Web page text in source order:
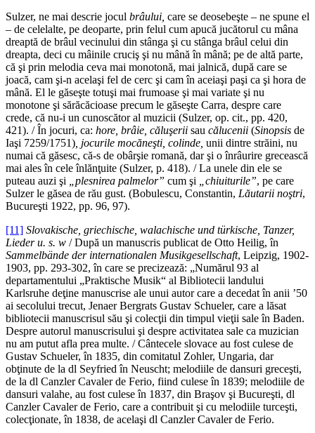
Sulzer, ne mai descrie jocul brâului, care se deosebeşte – ne spune el
– de cele­lalte, pe deoparte, prin felul cum apucă jucă­torul cu mâna
dreaptă de brâul vecinului din stânga şi cu stânga brâul celui din
dreapta, deci cu mâinile cruciş şi nu mână în mână; pe de altă parte,
că şi prin melodia ceva mai monotonă, mai jalnică, după care se
joacă, cam şi-n acelaşi fel de cerc şi cam în aceiaşi paşi ca şi hora de
mână. El le gă­seşte totuşi mai frumoase şi mai variate şi nu
monotone şi sărăcăcioase precum le gă­seşte Carra, despre care
crede, că nu-i un cunoscător al muzicii (Sulzer, op. cit., pp. 420,
421). / În jocuri, ca: hore, brâie, căluşerii sau călucenii (Sinopsis de
Iaşi 7259/1751) , jocurile mocăneşti, colinde, unii dintre străini, nu
numai că găsesc, că-s de obârşie romană, dar şi o înrâurire gre­cească
mai ales în cele înlănţuite (Sulzer, p. 418). / La unele din ele se
puteau auzi şi
„plesnirea palmelor” cum şi „chiuiturile”, pe care
Sulzer le găsea de rău gust. (Bobulescu, Constantin, Lăutarii noştri,
Bucureşti 1922, pp. 96, 97).
[11] Slovakische, griechische, walachische und türkische, Tanzer,
Lieder u. s. w / După un manuscris publicat de Otto Heilig, în
Sammelbände der internationalen Musikgesellschaft, Leipzig, 1902-
1903, pp. 293-302, în care se precizează: „Numărul 93 al
departamentului „Praktische Musik“ al Bibliotecii landului
Karlsruhe deţine manuscrise ale unui autor care a decedat în anii ’50
ai secolului trecut, Jenaer Bergrats Gustav Schueler, care a lăsat
bibliotecii manuscrisul său şi colecţii din timpul vieţii sale în Baden.
Despre autorul manuscrisului şi despre activitatea sale ca muzician
nu am putut afla prea multe. / Cântecele slovace au fost culese de
Gustav Schueler, în 1835, din comitatul Zohler, Ungaria, dar
obţinute de la dl Seyfried în Neuscht; melodiile de dansuri greceşti,
de la dl Canzler Cavaler de Ferio, fiind culese în 1839; melodiile de
dansuri valahe, au fost culese în 1837, din Braşov şi Bucureşti, dl
Canzler Cavaler de Ferio, care a contribuit şi cu melodiile turceşti,
colecţionate, în 1838, de acelaşi dl Canzler Cavaler de Ferio.